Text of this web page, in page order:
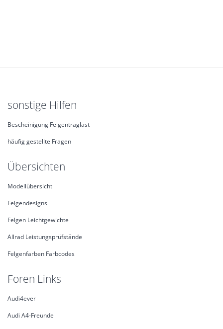
sonstige Hilfen
Bescheinigung Felgentraglast
häufig gestellte Fragen
Übersichten
Modellübersicht
Felgendesigns
Felgen Leichtgewichte
Allrad Leistungsprüfstände
Felgenfarben Farbcodes
Foren Links
Audi4ever
Audi A4-Freunde